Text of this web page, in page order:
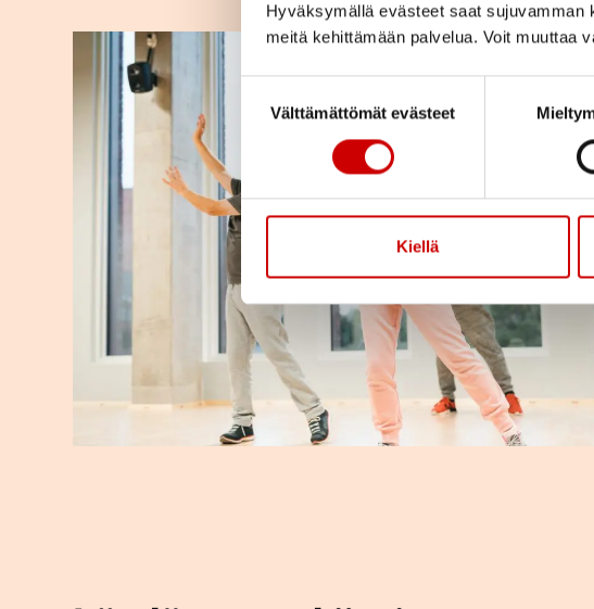
Hyväksymällä evästeet saat
meitä kehittämään palvelua. Voit muuttaa
Välttämättömät evästeet
Kiellä